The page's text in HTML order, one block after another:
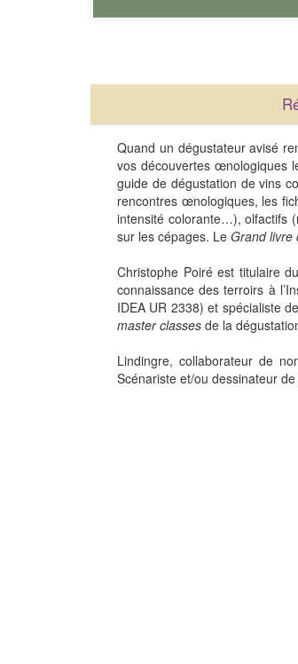
Quand un dégustateur avisé
vos découvertes œnologiques
guide de dégustation de vins
rencontres œnologiques, les
intensité colorante…), olfactifs
sur les cépages. Le Grand livre
Christophe Poiré est titulaire du
connaissance des terroirs à
IDEA UR 2338) et spécialiste
master classes de la
Lindingre, collaborateur de
Scénariste et/ou dessinateur